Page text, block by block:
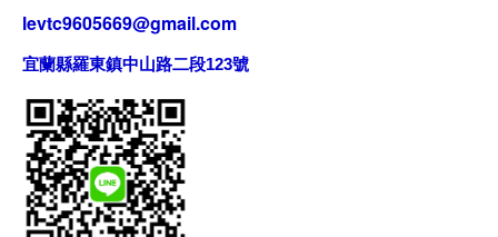
levtc9605669@gmail.com
宜蘭縣羅東鎮中山路二段123號